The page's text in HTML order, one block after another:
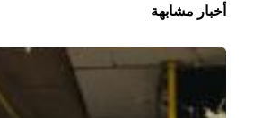
أخبار مشابهة